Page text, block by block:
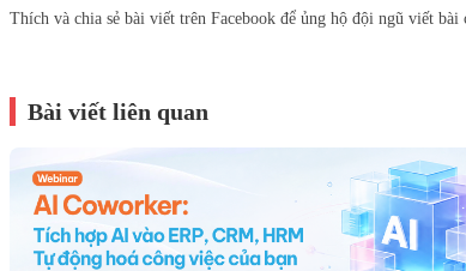
Thích và chia sẻ bài viết trên Facebook để ủng hộ đội ngũ viết bài
Bài viết liên quan